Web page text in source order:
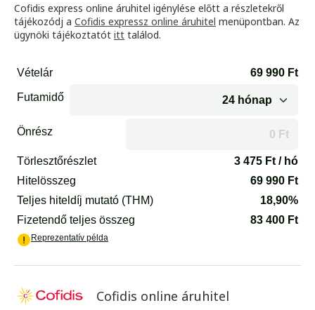
Cofidis express online áruhitel igénylése előtt a részletekről
tájékozódj a Cofidis expressz online áruhitel menüpontban. Az
ügynöki tájékoztatót itt találod.
Cofidis online áruhitel